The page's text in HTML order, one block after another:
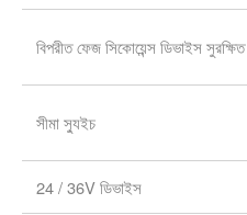
বিপরীত ফেজ সিকোয়েন্স ডিভাইস সুরক্ষিত
সীমা স্যুইচ
24 / 36V ডিভাইস